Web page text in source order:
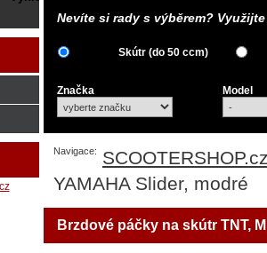
Nevíte si rady s výběrem?
Skútr (do 50 ccm)
Značka Model
Navigace:
YAMAHA Slider, modré
Brzdové páčky na skútr TNT,